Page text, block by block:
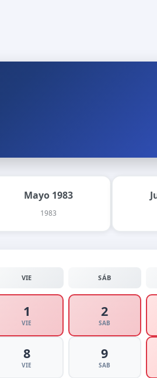
Mayo 1983
1983
VIE SÁB
1
VIE
2
SAB
8
VIE
9
SAB